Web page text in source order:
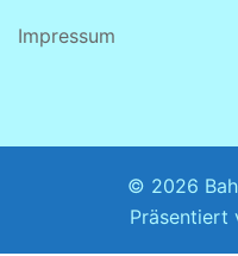
Impressum
© 2026
Präsentiert